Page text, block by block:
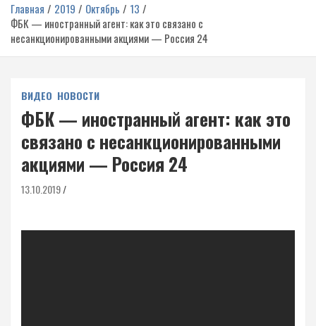
Главная 2019 Октябрь
13
ФБК — иностранный агент: как это связано с
несанкционированными акциями — Россия 24
ВИДЕО НОВОСТИ
ФБК — иностранный агент: как это
связано с несанкционированными
акциями — Россия 24
13.10.2019